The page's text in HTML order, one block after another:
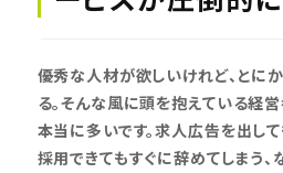
優秀な人材が欲しいけれど、とに
る。そんな風に頭を抱えている経
本当に多いです。求人広告を出し
採用できてもすぐに辞めてしまう